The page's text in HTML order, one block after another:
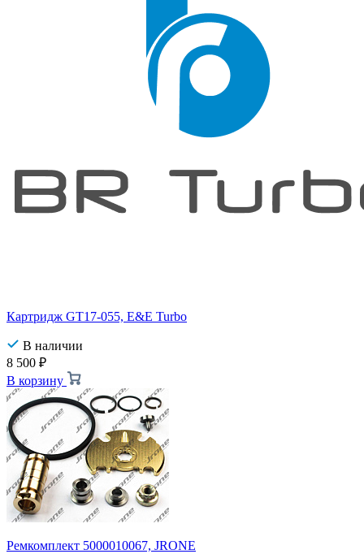
Картридж GT17-055, E&E Turbo
В наличии
8 500 ₽
В корзину
Ремкомплект 5000010067, JRONE